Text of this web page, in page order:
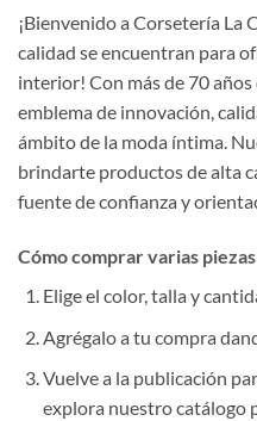
¡Bienvenido a Corsetería La
calidad se encuentran para
interior! Con más de 70
emblema de innovación,
ámbito de la moda íntima.
brindarte productos de alta
fuente de confianza y
Cómo comprar varias
Elige el color, talla y
Agrégalo a tu compra
Vuelve a la publicación
explora nuestro catálogo